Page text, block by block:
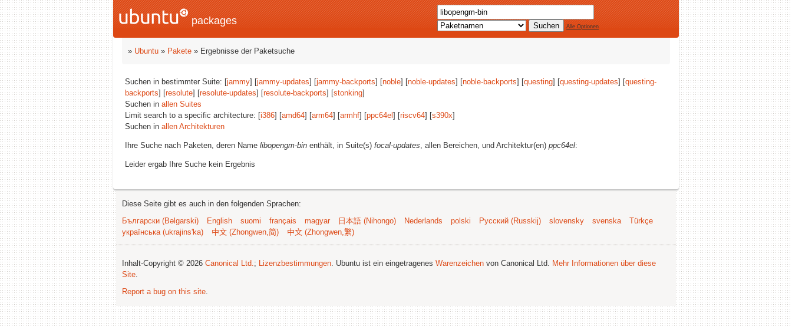
packages Alle Optionen
» Ubuntu » Pakete » Ergebnisse der Paketsuche
Suchen in bestimmter Suite: [jammy] [jammy-updates] [jammy-backports] [noble] [noble-updates] [noble-backports] [questing] [questing-updates] [questing-
backports] [resolute] [resolute-updates] [resolute-backports] [stonking]
Suchen in allen Suites
Limit search to a specific architecture: [i386] [amd64] [arm64] [armhf] [ppc64el ] [riscv64] [s390x]
Suchen in allen Architekturen
Ihre Suche nach Paketen, deren Name libopengm-bin enthält, in Suite(s) focal-updates, allen Bereichen, und Architektur(en) ppc64el:
Leider ergab Ihre Suche kein Ergebnis
Diese Seite gibt es auch in den folgenden Sprachen:
Български (Bəlgarski)
English suomi français magyar 日本語 (Nihongo) Nederlands polski Русский (Russkij) slovensky svenska
Türkçe
українська (ukrajins'ka)
中文 (Zhongwen,简) 中文 (Zhongwen,繁)
Inhalt-Copyright © 2026 Canonical Ltd.; Lizenzbestimmungen. Ubuntu ist ein eingetragenes Warenzeichen von Canonical Ltd. Mehr Informationen über diese
Site.
Report a bug on this site.